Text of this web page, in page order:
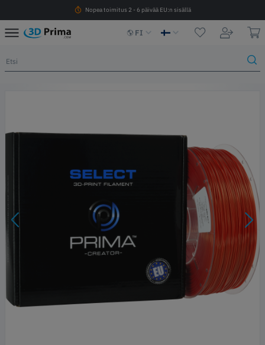
Nopea toimitus 2 - 6 päivää EU:n sisällä
FI